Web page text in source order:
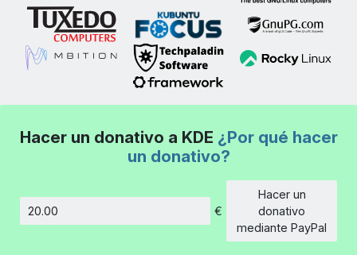
Hacer un donativo a KDE ¿Por qué hacer
un donativo?
Cantidad
€
Hacer un
donativo
mediante PayPal